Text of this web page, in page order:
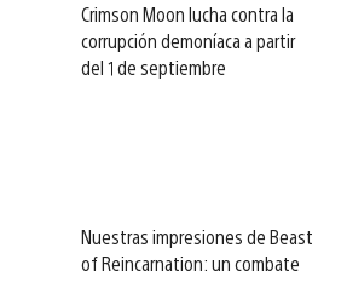
Crimson Moon lucha contra la
corrupción demoníaca a partir
del 1 de septiembre
Nuestras impresiones de Beast
of Reincarnation: un combate